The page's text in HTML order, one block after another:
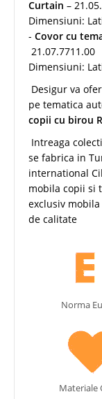
Curtain –
Dimensiuni:
- Covor cu
21.07.7711.00
Dimensiuni:
Desigur va
pe tematica
copii cu birou
Intreaga
se fabrica in
international
mobila copii si
exclusiv
de calitate
Norma
Materiale